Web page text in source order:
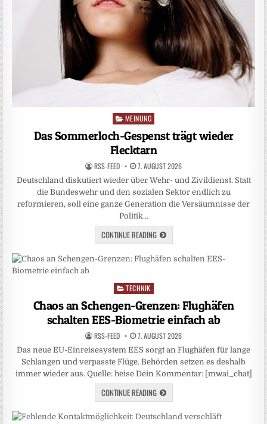
Posted
in
MEINUNG
Das Sommerloch-Gespenst trägt wieder
Flecktarn
RSS-FEED 7. AUGUST 2026
Deutschland diskutiert wieder über Wehr- und Zivildienst. Statt
die Bundeswehr und den sozialen Sektor endlich zu
reformieren, soll eine ganze Generation die Versäumnisse der
Politik…
CONTINUE READING
Posted
TECHNIK
Chaos an Schengen-Grenzen: Flughäfen
schalten EES-Biometrie einfach ab
RSS-FEED 7. AUGUST 2026
Das neue EU-Einreisesystem EES sorgt an Flughäfen für lange
Schlangen und verpasste Flüge. Behörden setzen es deshalb
immer wieder aus. Quelle: heise Dein Kommentar: [mwai_chat]
CONTINUE READING